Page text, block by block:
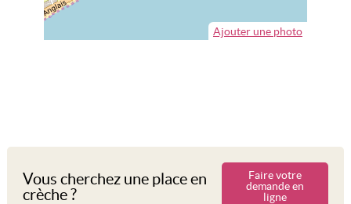
Ajouter une photo
Vous cherchez une place en
crèche ?
Faire votre
demande en
ligne